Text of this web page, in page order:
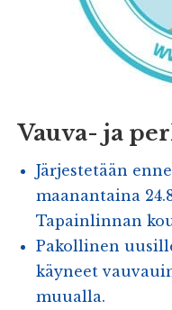
Vauva- ja
Järjestetään
maanantaina
Tapainlinnan
Pakollinen
käyneet
muualla.